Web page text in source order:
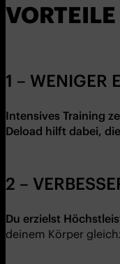
1 – WENIGER
Intensives Training
Deload hilft dabei,
2 –
Du erzielst
deinem Körper